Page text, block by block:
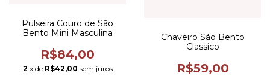
Pulseira Couro de São
Bento Mini Masculina
R$84,00
2 x de R$42,00 sem juros
Chaveiro São Bento
Classico
R$59,00